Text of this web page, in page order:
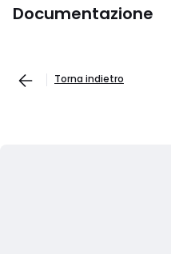
Documentazione
Torna indietro